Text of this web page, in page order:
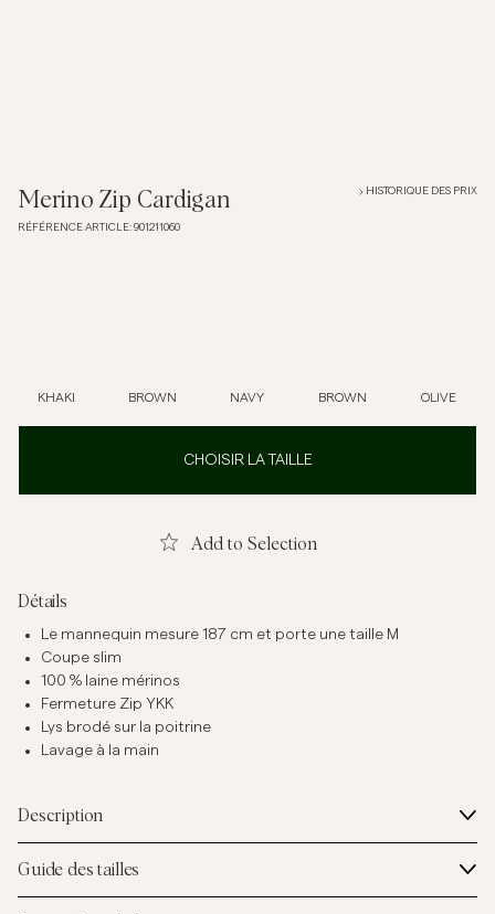
Chemises
T-shirts
Sous-vêtements
Merino Zip Cardigan
RÉFÉRENCE ARTICLE: 901211060
HISTORIQUE DES PRIX
KHAKI BROWN NAVY BROWN OLIVE
CHOISIR LA TAILLE
Add to Selection
Détails
Le mannequin mesure 187 cm et porte une taille M
Coupe slim
100 % laine mérinos
Fermeture Zip YKK
Lys brodé sur la poitrine
Lavage à la main
Description
Guide des tailles